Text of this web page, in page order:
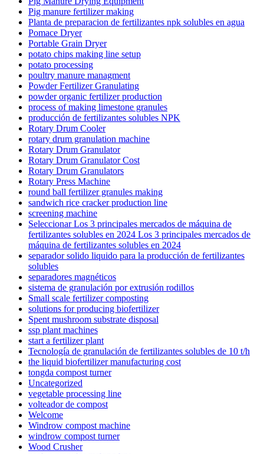
Pig manure fertilizer making
Planta de preparacion de fertilizantes npk solubles en agua
Pomace Dryer
Portable Grain Dryer
potato chips making line setup
potato processing
poultry manure managment
Powder Fertilizer Granulating
powder organic fertilizer production
process of making limestone granules
producción de fertilizantes solubles NPK
Rotary Drum Cooler
rotary drum granulation machine
Rotary Drum Granulator
Rotary Drum Granulator Cost
Rotary Drum Granulators
Rotary Press Machine
round ball fertilizer granules making
sandwich rice cracker production line
screening machine
Seleccionar Los 3 principales mercados de máquina de
fertilizantes solubles en 2024 Los 3 principales mercados de
máquina de fertilizantes solubles en 2024
separador solido liquido para la producción de fertilizantes
solubles
separadores magnéticos
sistema de granulación por extrusión rodillos
Small scale fertilizer composting
solutions for producing biofertilizer
Spent mushroom substrate disposal
ssp plant machines
start a fertilizer plant
Tecnología de granulación de fertilizantes solubles de 10 t/h
the liquid biofertilizer manufacturing cost
tongda compost turner
Uncategorized
vegetable processing line
volteador de compost
Welcome
Windrow compost machine
windrow compost turner
Wood Crusher